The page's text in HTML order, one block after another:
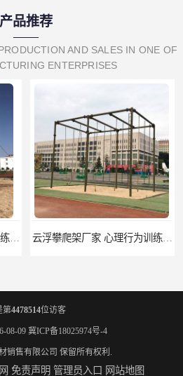
产品推荐
AND SALES IN ONE OF
ENTERPRISES
云浮攀爬架厂家 心理行为训练器材 质量保证
第4478514位访客
08-09 冀ICP备18025974号-4
销售有限公司 保留所有权利.
免责声明 管理员入口 网站地图